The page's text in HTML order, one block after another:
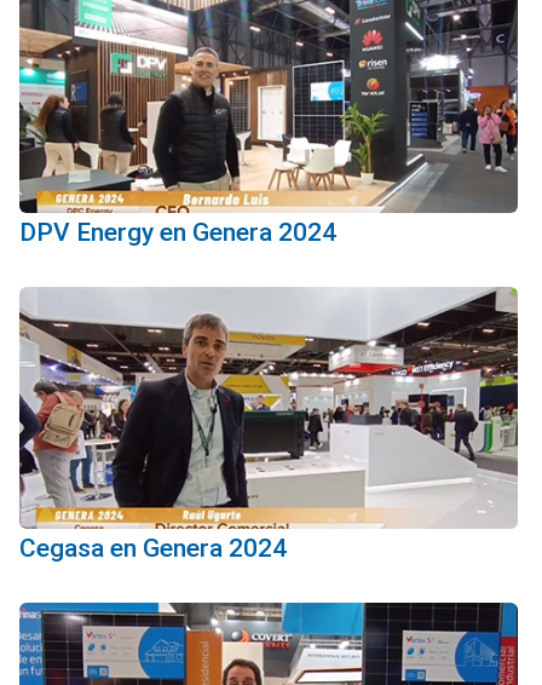
DPV Energy en Genera 2024
Cegasa en Genera 2024